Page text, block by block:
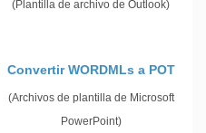
(Plantilla de archivo de Outlook)
Convertir WORDMLs a POT
(Archivos de plantilla de Microsoft
PowerPoint)